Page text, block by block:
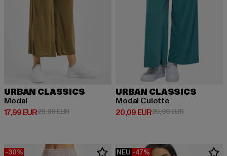
URBAN CLASSICS
Modal
17,99 EUR
Derzeitiger Preis: 17,99 EUR
29,99 EURAktionspreis: 29,99 EUR
URBAN CLASSICS
Modal Culotte
20,09 EUR
Derzeitiger Preis: 20,09 EUR
29,99 EURAktionspreis:
-30% NEU -47%